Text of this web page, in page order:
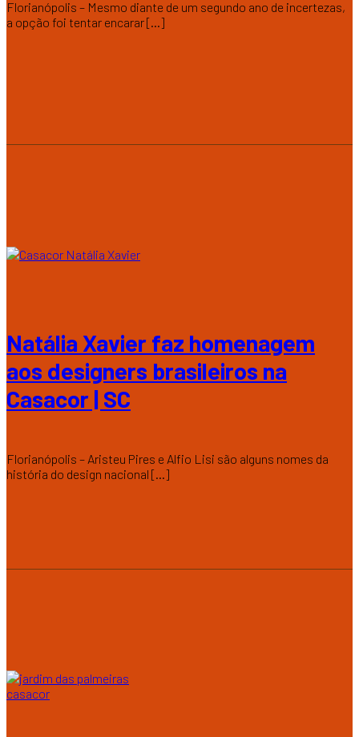
Florianópolis – Mesmo diante de um segundo ano de incertezas,
a opção foi tentar encarar [...]
Natália Xavier faz homenagem
aos designers brasileiros na
Casacor | SC
Florianópolis – Aristeu Pires e Alfio Lisi são alguns nomes da
história do design nacional [...]